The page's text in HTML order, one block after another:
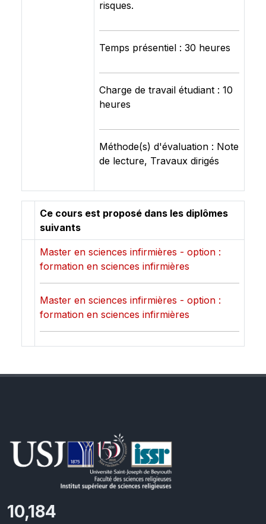
risques.
Temps présentiel : 30 heures
Charge de travail étudiant : 10
heures
Méthode(s) d'évaluation : Note
de lecture, Travaux dirigés
Ce cours est proposé dans les diplômes
suivants
Master en sciences infirmières - option :
formation en sciences infirmières
Master en sciences infirmières - option :
formation en sciences infirmières
11,110